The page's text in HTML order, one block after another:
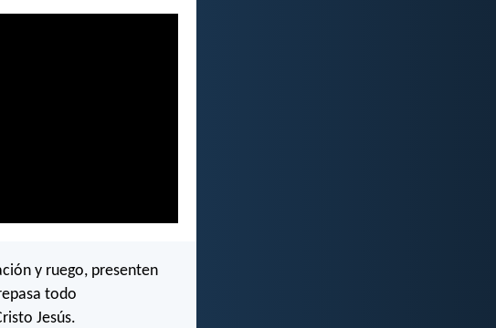
y ruego, presenten
todo
Jesús.